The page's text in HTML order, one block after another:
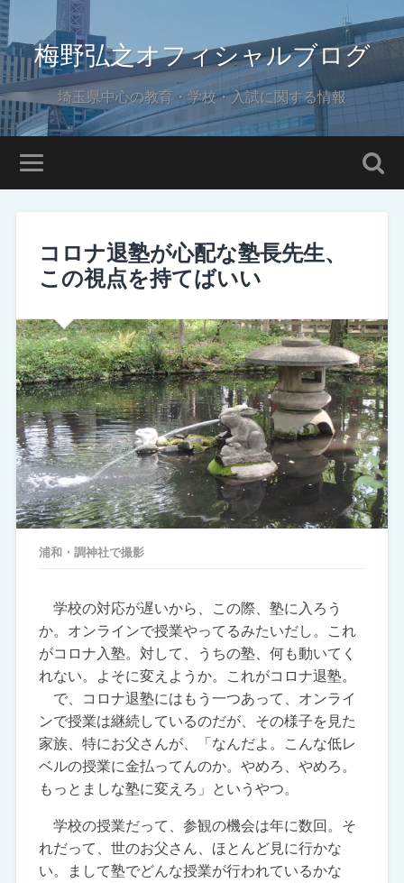
梅野弘之オフィシャルブログ
埼玉県中心の教育・学校・入試に関する情報
コロナ退塾が心配な塾長先生、
この視点を持てばいい
浦和・調神社で撮影
学校の対応が遅いから、この際、塾に入ろう
か。オンラインで授業やってるみたいだし。これ
がコロナ入塾。対して、うちの塾、何も動いてく
れない。よそに変えようか。これがコロナ退塾。
で、コロナ退塾にはもう一つあって、オンライ
ンで授業は継続しているのだが、その様子を見た
家族、特にお父さんが、「なんだよ。こんな低レ
ベルの授業に金払ってんのか。やめろ、やめろ。
もっとましな塾に変えろ」というやつ。
学校の授業だって、参観の機会は年に数回。そ
れだって、世のお父さん、ほとんど見に行かな
い。まして塾でどんな授業が行われているかな